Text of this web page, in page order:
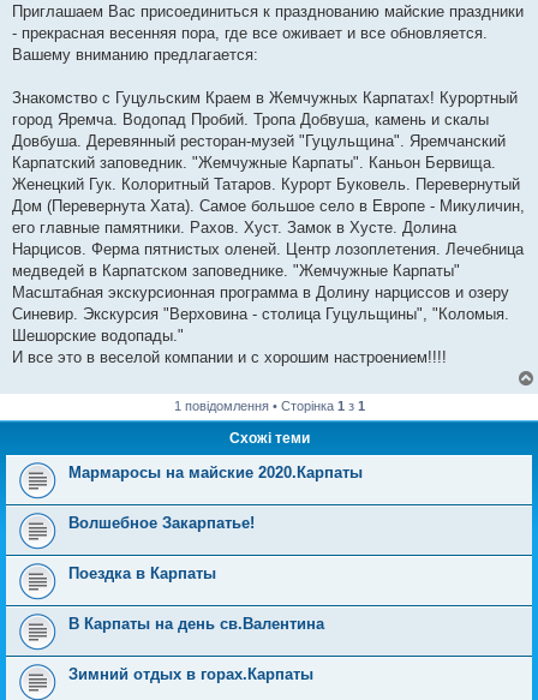
в
д
о
е
н
я
Приглашаем Вас присоединиться к празднованию майские праздники
- прекрасная весенняя пора, где все оживает и все обновляется.
Вашему вниманию предлагается:
Знакомство с Гуцульским Краем в Жемчужных Карпатах! Курортный
город Яремча. Водопад Пробий. Тропа Добвуша, камень и скалы
Довбуша. Деревянный ресторан-музей "Гуцульщина". Яремчанский
Карпатский заповедник. "Жемчужные Карпаты". Каньон Бервища.
Женецкий Гук. Колоритный Татаров. Курорт Буковель. Перевернутый
Дом (Перевернута Хата). Самое большое село в Европе - Микуличин,
его главные памятники. Рахов. Хуст. Замок в Хусте. Долина
Нарцисов. Ферма пятнистых оленей. Центр лозоплетения. Лечебница
медведей в Карпатском заповеднике. "Жемчужные Карпаты"
Масштабная экскурсионная программа в Долину нарциссов и озеру
Синевир. Экскурсия "Верховина - столица Гуцульщины", "Коломыя.
Шешорские водопады."
И все это в веселой компании и с хорошим настроением!!!!
1 повідомлення • Сторінка 1 з 1
Схожі теми
Мармаросы на майские 2020.Карпаты
Волшебное Закарпатье!
Поездка в Карпаты
В Карпаты на день св.Валентина
Зимний отдых в горах.Карпаты